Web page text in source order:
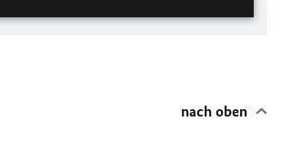
nach oben